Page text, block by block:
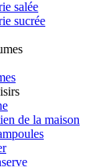
salée
sucrée
de la maison